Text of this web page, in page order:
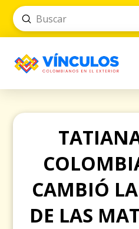
Search
Submit
CAMBIÓ
DE LAS